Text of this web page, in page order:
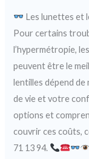
Les lunettes et
Pour certains
l’hypermétropie,
peuvent être le
lentilles dépend
de vie et votre
options et
couvrir ces coûts,
71 13 94.